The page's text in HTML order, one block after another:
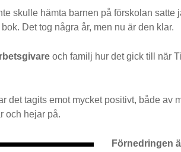
skulle hämta barnen på förskolan satte
Det tog några år, men nu är den klar.
och familj hur det gick till när
det tagits emot mycket positivt, både av
och hejar på.
Förnedringen